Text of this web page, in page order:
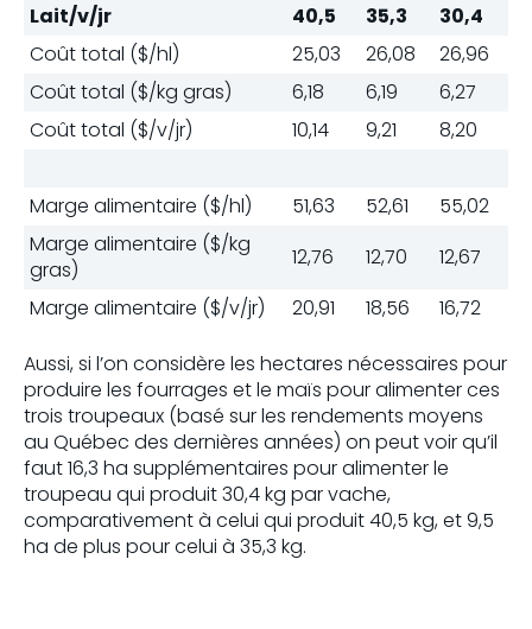
Lait/v/jr 40,5 35,3
30,4
Coût total ($/hl)
25,03 26,08
26,96
Coût total ($/kg gras)
6,18 6,19
6,27
Coût total ($/v/jr)
10,14 9,21 8,20
Marge alimentaire ($/hl) 51,63 52,61
55,02
Marge alimentaire ($/kg
gras)
12,76 12,70
12,67
Marge alimentaire ($/v/jr)
20,91 18,56 16,72
Aussi, si l’on considère les hectares nécessaires pour
produire les fourrages et le maïs pour alimenter ces
trois troupeaux (basé sur les rendements moyens
au Québec des dernières années) on peut voir qu’il
faut 16,3 ha supplémentaires pour alimenter le
troupeau qui produit 30,4 kg par vache,
comparativement à celui qui produit 40,5 kg, et 9,5
ha de plus pour celui à 35,3 kg.